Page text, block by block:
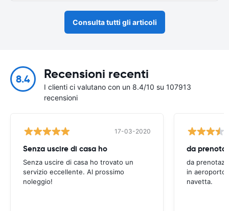
Consulta tutti gli articoli
8.4 Recensioni recenti
I clienti ci valutano con un 8.4/10 su 107913
recensioni
17-03-2020
Senza uscire di casa ho
Senza uscire di casa ho trovato un
servizio eccellente. Al prossimo
noleggio!
da
in aeroporto
navetta.